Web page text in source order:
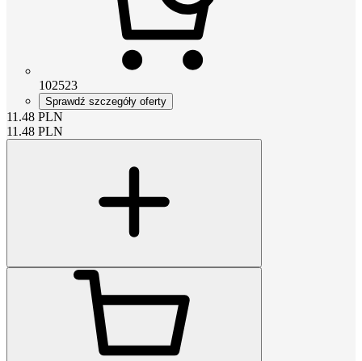
102523
Sprawdź szczegóły oferty
11.48 PLN
11.48 PLN